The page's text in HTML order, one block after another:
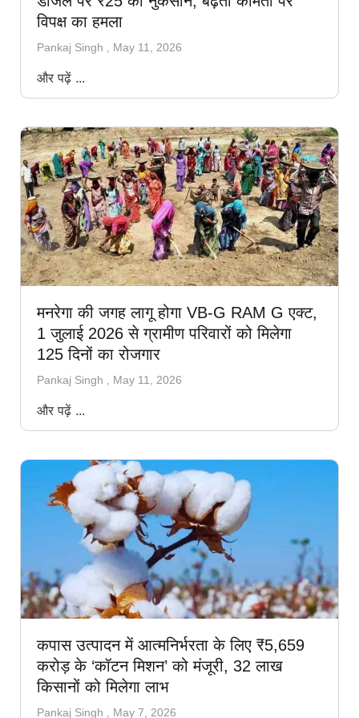
विपक्ष का हमला
Pankaj Singh May 11, 2026
और पढ़ें ...
मनरेगा की जगह लागू होगा VB-G RAM G एक्ट,
1 जुलाई 2026 से ग्रामीण परिवारों को मिलेगा
125 दिनों का रोजगार
Pankaj Singh May 11, 2026
और पढ़ें ...
कपास उत्पादन में आत्मनिर्भरता के लिए ₹5,659
करोड़ के ‘कॉटन मिशन’ को मंजूरी, 32 लाख
किसानों को मिलेगा लाभ
Pankaj Singh May 7, 2026